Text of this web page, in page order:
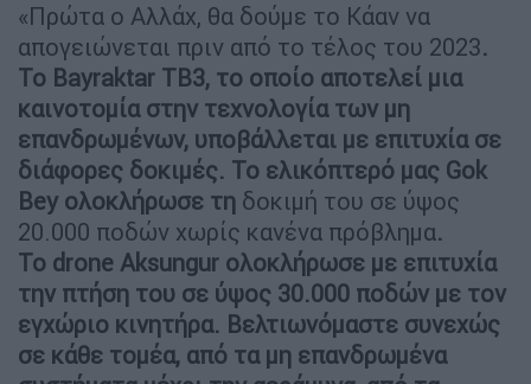
«Πρώτα ο Αλλάχ, θα δούμε το Κάαν να
απογειώνεται πριν από το τέλος του 2023.
Το Bayraktar TB3, το οποίο αποτελεί μια
καινοτομία στην τεχνολογία των μη
επανδρωμένων, υποβάλλεται με επιτυχία σε
διάφορες δοκιμές. Το ελικόπτερό μας Gοk
Bey ολοκλήρωσε τη δοκιμή του σε ύψος
20.000 ποδών χωρίς κανένα πρόβλημα.
Το drone Aksungur ολοκλήρωσε με επιτυχία
την πτήση του σε ύψος 30.000 ποδών με τον
εγχώριο κινητήρα. Βελτιωνόμαστε συνεχώς
σε κάθε τομέα, από τα μη επανδρωμένα